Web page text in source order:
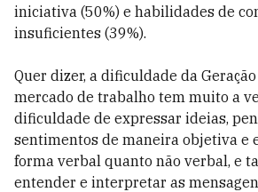
iniciativa (50%) e habilidades de
insuficientes (39%).
Quer dizer, a dificuldade da
mercado de trabalho tem muito a
dificuldade de expressar ideias,
sentimentos de maneira objetiva e
forma verbal quanto não verbal, e
entender e interpretar as